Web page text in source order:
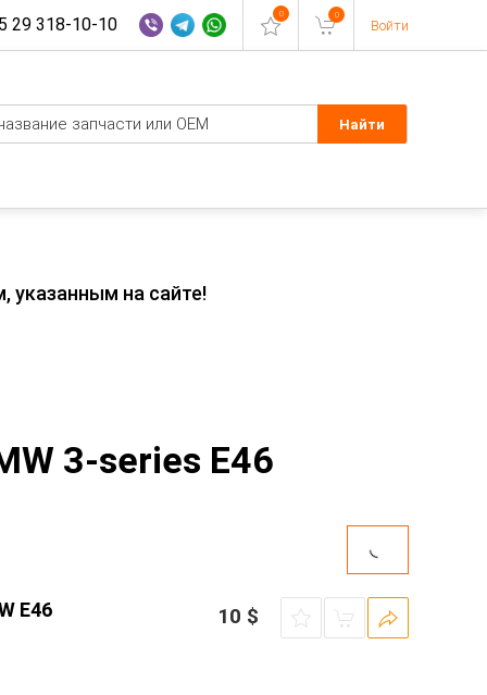
29 318-10-10 0 0
Войти
указанным на сайте!
3-series E46
E46 10 $